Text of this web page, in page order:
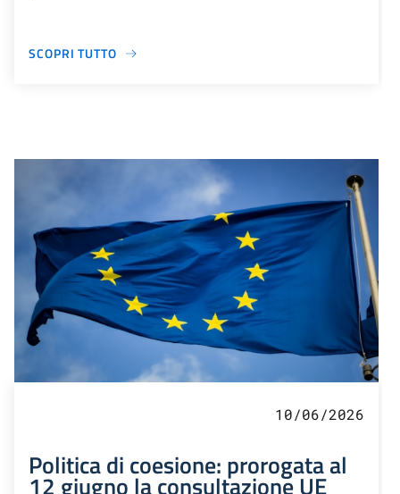
SCOPRI TUTTO
10/06/2026
Politica di coesione: prorogata al
12 giugno la consultazione UE